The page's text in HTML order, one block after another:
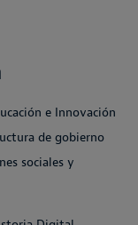
e Innovación
de gobierno
sociales y